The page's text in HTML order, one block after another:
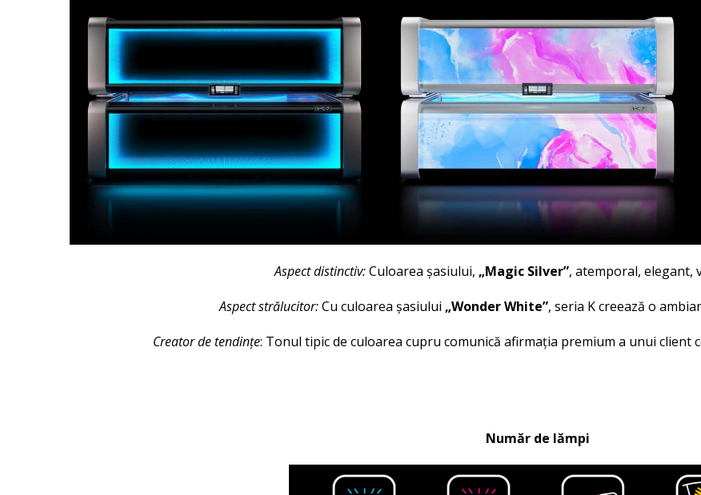
Aspect distinctiv:Culoarea șasiului, „Magic Silver”, atemporal, elegant,
Aspect strălucitor:Cu culoarea șasiului „Wonder White”, seria K creează o
Creator de tendințe: Tonul tipic de culoarea cupru comunică afirmația premium a unui client
Număr de lămpi